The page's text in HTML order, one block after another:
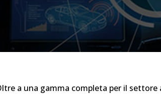
a una gamma completa per il